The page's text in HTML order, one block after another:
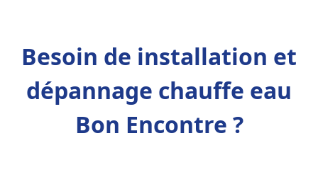
Besoin de installation et
dépannage chauffe eau
Bon Encontre ?